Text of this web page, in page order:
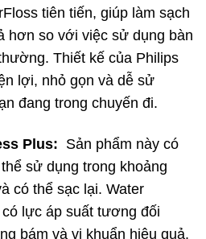
tiên tiến, giúp làm sạch
hơn so với việc sử dụng bàn
Thiết kế của Philips
lợi, nhỏ gọn và dễ sử
đang trong chuyến đi.
Plus: Sản phẩm này có
sử dụng trong khoảng
có thể sạc lại. Water
lực áp suất tương đối
bám và vi khuẩn hiệu quả.